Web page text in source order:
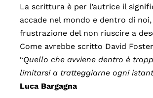
La scrittura è per l’autrice il
accade nel mondo e dentro di
frustrazione del non riuscire a
Come avrebbe scritto David
“Quello che avviene dentro è
limitarsi a tratteggiarne ogni
Luca Bargagna